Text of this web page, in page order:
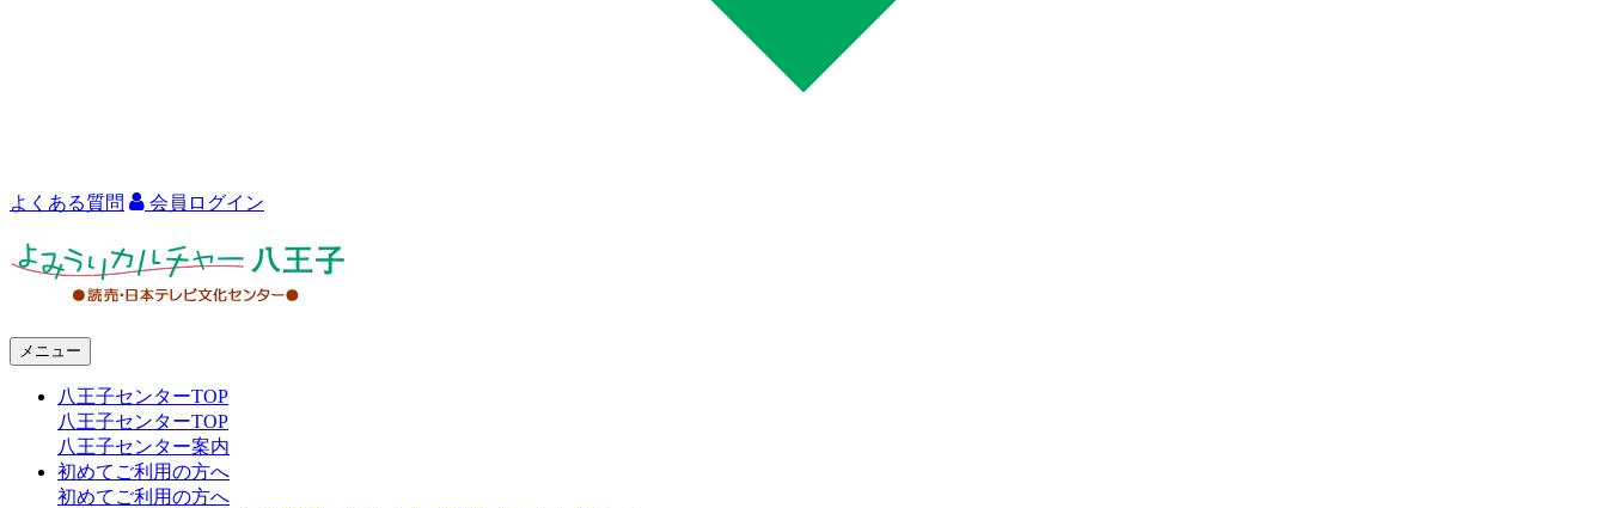
よくある質問 会員ログイン
メニュー
八王子センターTOP
八王子センターTOP
八王子センター案内
初めてご利用の方へ
初めてご利用の方へ